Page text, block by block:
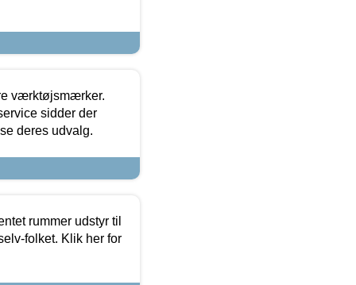
værktøjsmærker.
sidder der
deres udvalg.
rummer udstyr til
folket. Klik her for